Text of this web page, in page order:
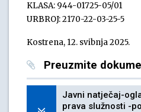
KLASA: 944-01725-05/01
URBROJ: 2170-22-03-25-5
Kostrena, 12. svibnja 2025.
Preuzmite
Javni natječaj-
prava služnosti -